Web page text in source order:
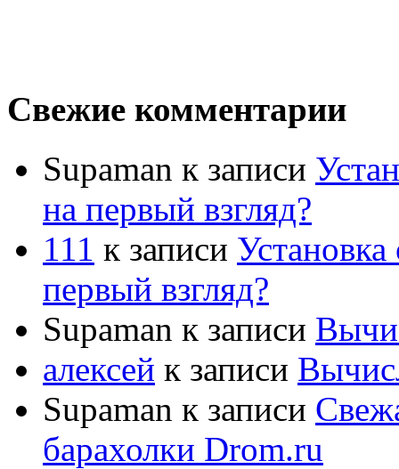
Свежие комментарии
Supaman к записи
на первый взгляд?
111 к записи Установка
первый взгляд?
Supaman к записи
алексей к записи
Supaman к записи
барахолки Drom.ru